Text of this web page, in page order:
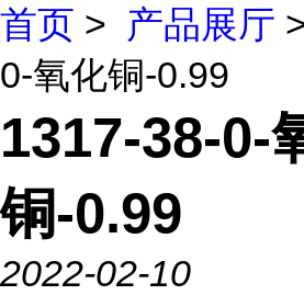
首页 > 产品展厅
0-氧化铜-0.99
1317-38-0-
铜-0.99
2022-02-10